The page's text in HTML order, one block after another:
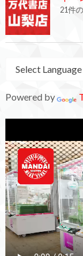
21件
Powered by